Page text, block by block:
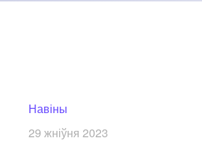
Навіны
29 жніўня 2023